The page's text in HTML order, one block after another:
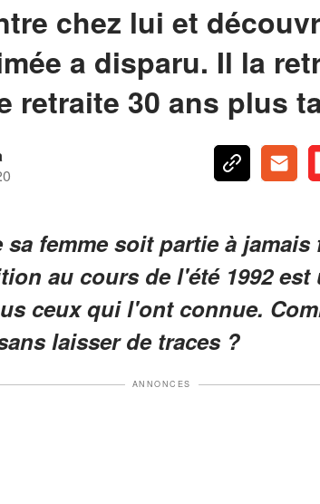
chez lui et
a disparu. Il la
retraite 30 ans plus
sa femme soit partie à
au cours de l'été 1992
ceux qui l'ont connue.
laisser de traces ?
ANNONCES